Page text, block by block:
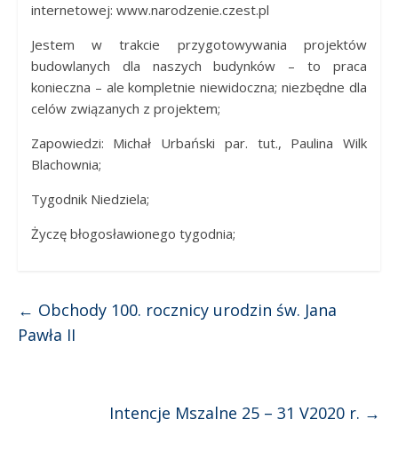
internetowej: www.narodzenie.czest.pl
Jestem w trakcie przygotowywania projektów
budowlanych dla naszych budynków – to praca
konieczna – ale kompletnie niewidoczna; niezbędne dla
celów związanych z projektem;
Zapowiedzi: Michał Urbański par. tut., Paulina Wilk
Blachownia;
Tygodnik Niedziela;
Życzę błogosławionego tygodnia;
← Obchody 100. rocznicy urodzin św. Jana
Pawła II
Intencje Mszalne 25 – 31 V2020 r. →